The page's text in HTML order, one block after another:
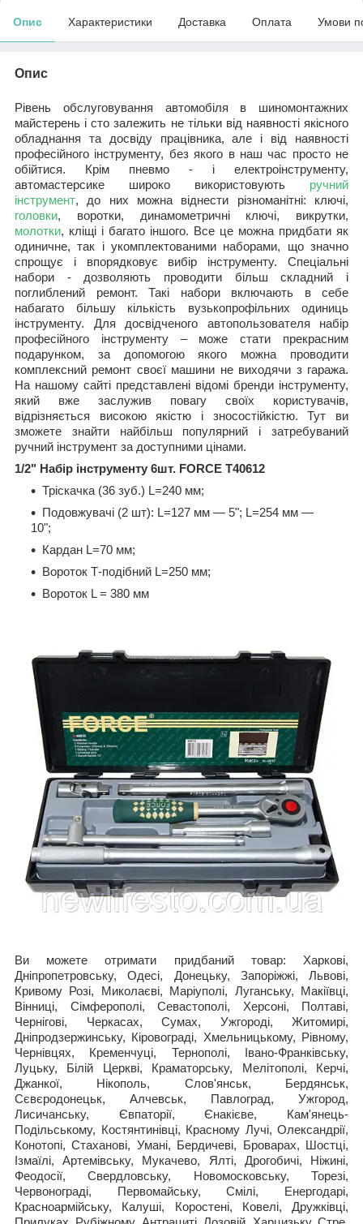
Опис Характеристики Доставка Оплата Умови
Опис
Рівень обслуговування автомобіля в шиномонтажних
майстерень і сто залежить не тільки від наявності якісного
обладнання та досвіду працівника, але і від наявності
професійного інструменту, без якого в наш час просто не
обійтися. Крім пневмо - і електроінструменту,
автомастерсике широко використовують ручний
інструмент, до них можна віднести різноманітні: ключі,
головки, воротки, динамометричні ключі, викрутки,
молотки, кліщі і багато іншого. Все це можна придбати як
одиничне, так і укомплектованими наборами, що значно
спрощує і впорядковує вибір інструменту. Спеціальні
набори - дозволяють проводити більш складний і
поглиблений ремонт. Такі набори включають в себе
набагато більшу кількість вузькопрофільних одиниць
інструменту. Для досвідченого автопользователя набір
професійного інструменту – може стати прекрасним
подарунком, за допомогою якого можна проводити
комплексний ремонт своєї машини не виходячи з гаража.
На нашому сайті представлені відомі бренди інструменту,
який вже заслужив повагу своїх користувачів,
відрізняється високою якістю і зносостійкістю. Тут ви
зможете знайти найбільш популярний і затребуваний
ручний інструмент за доступними цінами.
1/2" Набір інструменту 6шт. FORCE T40612
Тріскачка (36 зуб.) L=240 мм;
Подовжувачі (2 шт): L=127 мм — 5"; L=254 мм —
10";
Кардан L=70 мм;
Вороток Т-подібний L=250 мм;
Вороток L = 380 мм
Ви можете отримати придбаний товар: Харкові,
Дніпропетровську, Одесі, Донецьку, Запоріжжі, Львові,
Кривому Розі, Миколаєві, Маріуполі, Луганську, Макіївці,
Вінниці, Сімферополі, Севастополі, Херсоні, Полтаві,
Чернігові, Черкасах, Сумах, Ужгороді, Житомирі,
Дніпродзержинську, Кіровограді, Хмельницькому, Рівному,
Чернівцях, Кременчуці, Тернополі, Івано-Франківську,
Луцьку, Білій Церкві, Краматорську, Мелітополі, Керчі,
Джанкої, Нікополь, Слов'янськ, Бердянськ,
Сєвєродонецьк, Алчевськ, Павлоград, Ужгород,
Лисичанську, Євпаторії, Єнакієве, Кам'янець-
Подільському, Костянтинівці, Красному Лучі, Олександрії,
Конотопі, Стаханові, Умані, Бердичеві, Броварах, Шостці,
Ізмаїлі, Артемівську, Мукачево, Ялті, Дрогобичі, Ніжині,
Феодосії, Свердловську, Новомосковську, Торезі,
Червонограді, Первомайську, Смілі, Енергодарі,
Красноармійську, Калуші, Коростені, Ковелі, Дружківці,